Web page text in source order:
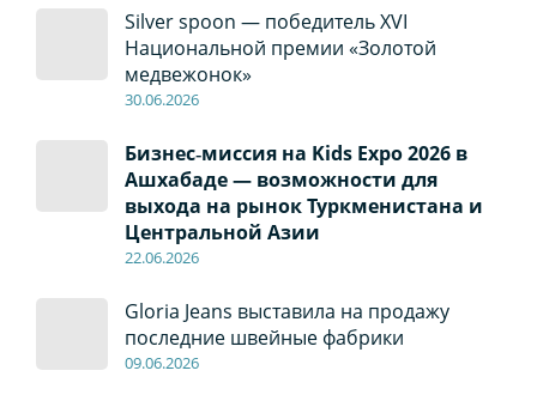
Silver spoon — победитель XVI
Национальной премии «Золотой
медвежонок»
30.06.2026
Бизнес‑миссия на Kids Expo 2026 в
Ашхабаде — возможности для
выхода на рынок Туркменистана и
Центральной Азии
22.06.2026
Gloria Jeans выставила на продажу
последние швейные фабрики
09.06.2026